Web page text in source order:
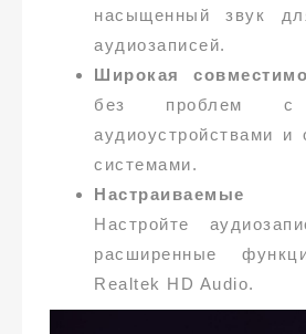
насыщенный звук
аудиозаписей.
Широкая
без проблем с
аудиоустройствами и
системами.
Настраиваемые
Настройте
расширенные
Realtek HD Audio.